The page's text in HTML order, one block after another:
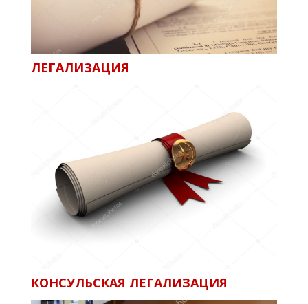
ЛЕГАЛИЗАЦИЯ
КОНСУЛЬСКАЯ ЛЕГАЛИЗАЦИЯ